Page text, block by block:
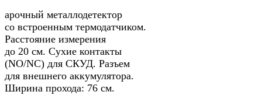
арочный металлодетектор
со встроенным термодатчиком.
Расстояние измерения
до 20 см. Сухие контакты
(NO/NC) для СКУД. Разъем
для внешнего аккумулятора.
Ширина прохода: 76 см.